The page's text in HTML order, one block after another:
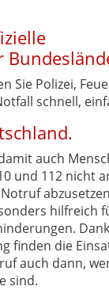
Sie Polizei,
schnell,
auch
und 112 nicht
hilfreich
finden die
auch dann,
sind.